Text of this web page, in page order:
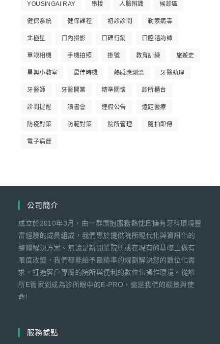
YOUSINGAI RAY 串接 人臉辨識 候診區
健保系統 健保課程 初診診間 勒索病毒
北極星 口內攝影 口碑行銷 口腔諮詢師
單眼相機 手機拍照 掛號 教育訓練 旅遊史
星興小教室 最佳時機 熱感應測溫 牙醫助理
牙醫師 牙醫開業 精準關懷 診所櫃台
診間提醒 讀書會 連假公告 遠距醫療
防疫對策 防範對策 院所管理 隨拍即傳
電子病歷
公司簡介
成立於2010年3月，由一群懷抱服務熱忱且擁有牙科環境豐
富經驗的成員組成，我們專於提供院所現代化與資訊化的
整體解決方案。無論是新開業院所或在現有的基礎上做有
限度改變，我們都能給予最精準的規劃解決您的數位化需
求，打造客戶專屬的院所與便利的數位化操作環境。從診
所E管家到成為診所眼中的E-PRO，這是我們的願景與使
命!
服務據點